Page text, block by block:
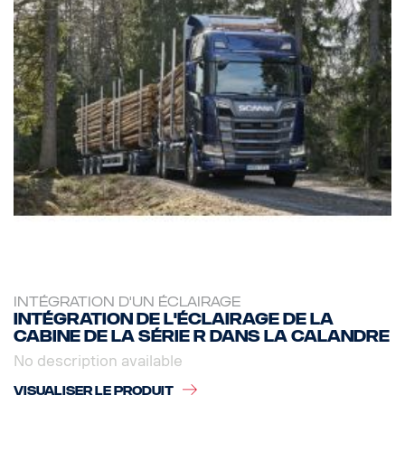
INTÉGRATION D'UN ÉCLAIRAGE
Intégration de l'éclairage de la
cabine de la série R dans la calandre
No description available
VISUALISER LE PRODUIT